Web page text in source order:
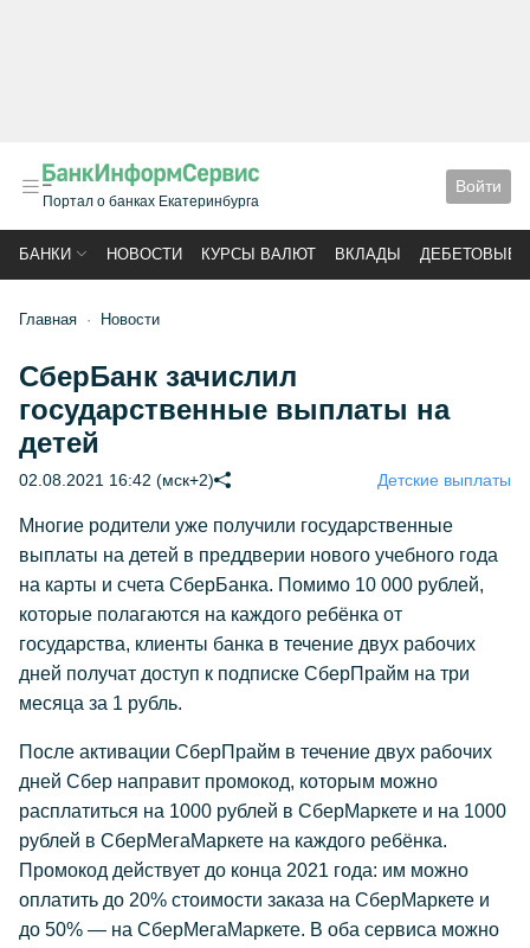
Портал о банках Екатеринбурга
Войти
БАНКИ НОВОСТИ КУРСЫ ВАЛЮТ ВКЛАДЫ ДЕБЕТОВЫЕ
Главная Новости
СберБанк зачислил
государственные выплаты на
детей
02.08.2021 16:42 (мск+2) Детские выплаты
Многие родители уже получили государственные
выплаты на детей в преддверии нового учебного года
на карты и счета СберБанка. Помимо 10 000 рублей,
которые полагаются на каждого ребёнка от
государства, клиенты банка в течение двух рабочих
дней получат доступ к подписке СберПрайм на три
месяца за 1 рубль.
После активации СберПрайм в течение двух рабочих
дней Сбер направит промокод, которым можно
расплатиться на 1000 рублей в СберМаркете и на 1000
рублей в СберМегаМаркете на каждого ребёнка.
Промокод действует до конца 2021 года: им можно
оплатить до 20% стоимости заказа на СберМаркете и
до 50% — на СберМегаМаркете. В оба сервиса можно